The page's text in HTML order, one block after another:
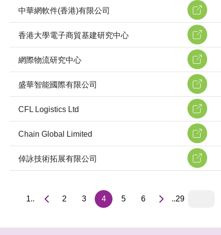
中華網軟件(香港)有限公司
香港大學電子商貿基建研究中心
網際物流研究中心
盛華智能國際有限公司
CFL Logistics Ltd
Chain Global Limited
倬詠技術拓展有限公司
1.. 2 3 4 5 6 ..29